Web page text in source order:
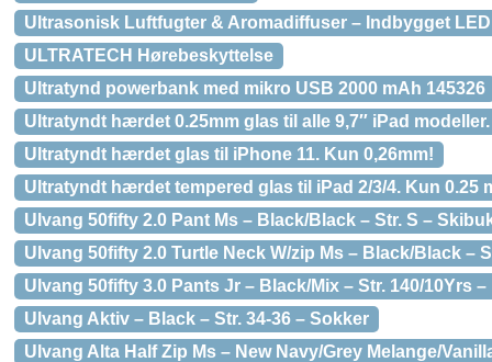
Ultrasonisk Luftfugter & Aromadiffuser – Indbygget
ULTRATECH Hørebeskyttelse
Ultratynd powerbank med mikro USB 2000 mAh 145326
Ultratyndt hærdet 0.25mm glas til alle 9,7″ iPad modeller.
Ultratyndt hærdet glas til iPhone 11. Kun 0,26mm!
Ultratyndt hærdet tempered glas til iPad 2/3/4. Kun 0.25
Ulvang 50fifty 2.0 Pant Ms – Black/Black – Str. S –
Ulvang 50fifty 2.0 Turtle Neck W/zip Ms – Black/Black –
Ulvang 50fifty 3.0 Pants Jr – Black/Mix – Str. 140/10Yrs
Ulvang Aktiv – Black – Str. 34-36 – Sokker
Ulvang Alta Half Zip Ms – New Navy/Grey Melange/